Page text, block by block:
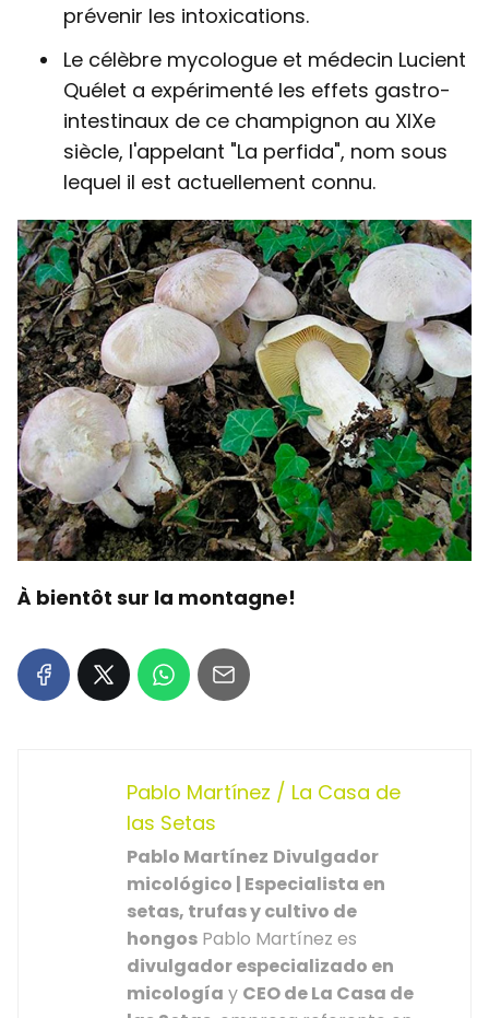
prévenir les intoxications.
Le célèbre mycologue et médecin Lucient
Quélet a expérimenté les effets gastro-
intestinaux de ce champignon au XIXe
siècle, l'appelant "La perfida", nom sous
lequel il est actuellement connu.
À bientôt sur la montagne!
Pablo Martínez / La Casa de
las Setas
Pablo Martínez Divulgador
micológico | Especialista en
setas, trufas y cultivo de
hongos Pablo Martínez es
divulgador especializado en
micología y CEO de La Casa de